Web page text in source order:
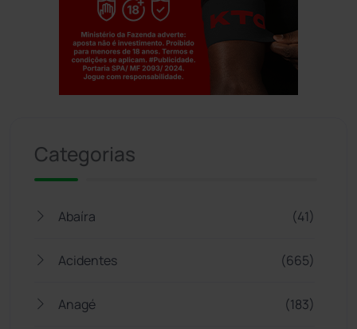
Categorias
Abaíra (41)
Acidentes (665)
Anagé (183)